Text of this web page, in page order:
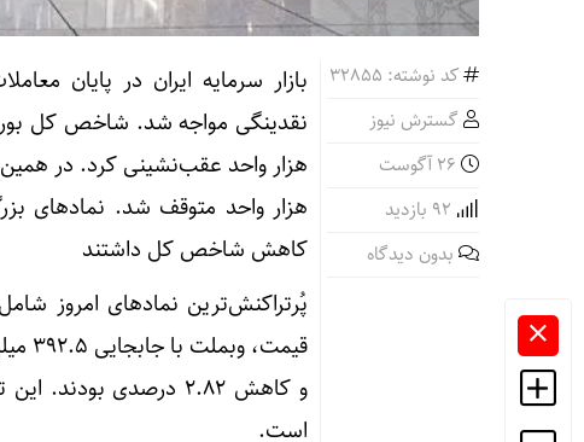
کد نوشته: 32855
گسترش نیوز
بدون دیدگاه
بازار سرمایه ایران در پایان
هزار واحد عقب‌نشینی کرد. در
هزار واحد متوقف شد. نمادهای
کاهش شاخص کل داشتند
و کاهش ۲.۸۲ درصدی
است.